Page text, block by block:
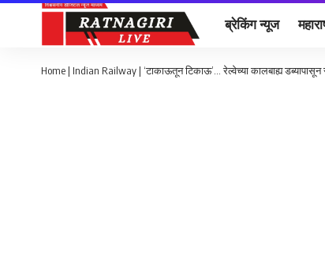
ब्रेकिंग न्यूज
Home | Indian Railway | ‘टाकाऊतून टिकाऊ’… रेल्वेच्या कालबाह्य